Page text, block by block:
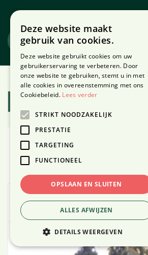
naar
content
Home Plantengids
Website Webshop
Taxus
Deze website maakt
gebruik van cookies.
Deze website gebruikt cookies om uw
gebruikerservaring te verbeteren. Door
onze website te gebruiken, stemt u in met
alle cookies in overeenstemming met ons
Cookiebeleid. Lees verder
STRIKT NOODZAKELIJK
PRESTATIE
TARGETING
FUNCTIONEEL
OPSLAAN EN SLUITEN
ALLES AFWIJZEN
DETAILS WEERGEVEN